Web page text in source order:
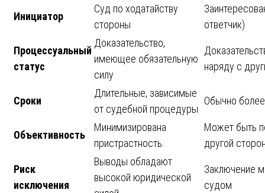
Инициатор
Суд по ходатайству
стороны
ответчик)
Процессуальный
статус
Доказательство,
имеющее обязательную
силу
наряду с
Сроки
Длительные, зависимые
от судебной процедуры
Обычно
Объективность
Минимизирована
пристрастность
Может быть
другой
Риск
исключения
Выводы обладают
высокой юридической
Заключение
судом